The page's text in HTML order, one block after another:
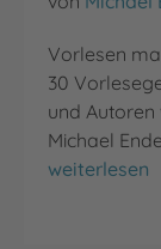
Vorlesen
30
und Autoren
Michael
Das
weiterlesen